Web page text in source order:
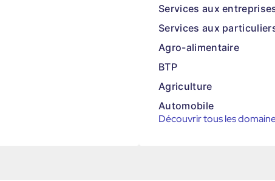
Services aux
Services aux
Agro-alimentaire
BTP
Agriculture
Automobile
Découvrir tous les